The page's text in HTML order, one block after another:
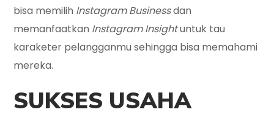
bisa memilih Instagram Businessdan
memanfaatkan Instagram Insightuntuk tau
karaketer pelangganmu sehingga bisa memahami
mereka.
SUKSES USAHA